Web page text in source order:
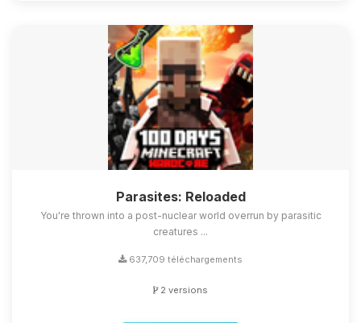
Parasites: Reloaded
You're thrown into a post-nuclear world overrun by parasitic
creatures ...
637,709 téléchargements
2 versions